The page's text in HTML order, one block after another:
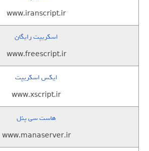
www.iranscript.ir
اسکریپت رایگان
www.freescript.ir
ایکس اسکریپت
www.xscript.ir
هاست سی پنل
www.manaserver.ir